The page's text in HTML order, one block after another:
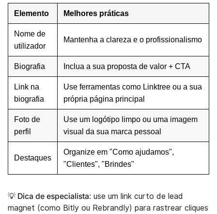
Elemento Melhores práticas
Nome de
utilizador
Mantenha a clareza e o profissionalismo
Biografia Inclua a sua proposta de valor + CTA
Link na
biografia
Use ferramentas como Linktree ou a sua
própria página principal
Foto de
perfil
Use um logótipo limpo ou uma imagem
visual da sua marca pessoal
Destaques
Organize em "Como ajudamos",
"Clientes", "Brindes"
💡 Dica de especialista: use um link curto de lead
magnet (como Bitly ou Rebrandly) para rastrear cliques